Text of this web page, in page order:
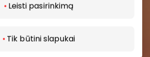
Leisti pasirinkimą
Tik būtini slapukai